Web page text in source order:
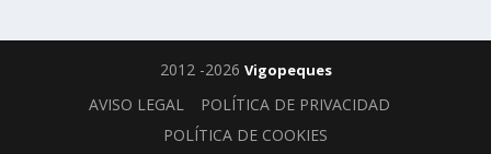
2012 -2026 Vigopeques
AVISO LEGAL
POLÍTICA DE PRIVACIDAD
POLÍTICA DE COOKIES